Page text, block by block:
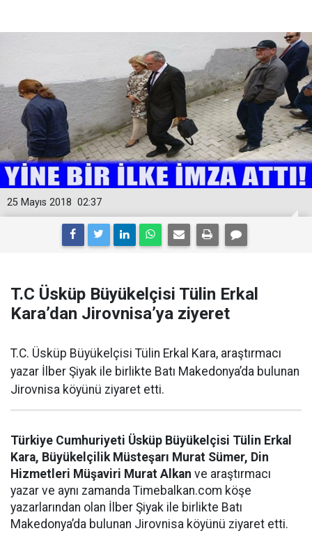
02:37
25 Mayıs 2018
T.C Üsküp Büyükelçisi Tülin Erkal
Kara’dan Jirovnisa’ya ziyeret
T.C. Üsküp Büyükelçisi Tülin Erkal Kara, araştırmacı
yazar İlber Şiyak ile birlikte Batı Makedonya’da bulunan
Jirovnisa köyünü ziyaret etti.
Türkiye Cumhuriyeti Üsküp Büyükelçisi Tülin Erkal
Kara, Büyükelçilik Müsteşarı Murat Sümer, Din
Hizmetleri Müşaviri Murat Alkan ve araştırmacı
yazar ve aynı zamanda Timebalkan.com köşe
yazarlarından olan İlber Şiyak ile birlikte Batı
Makedonya’da bulunan Jirovnisa köyünü ziyaret etti.